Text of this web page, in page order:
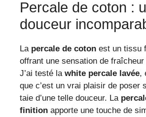
Percale de coton :
douceur
La percale de coton est un tissu
offrant une sensation de
J’ai testé la white percale lavée,
que c’est un vrai plaisir de poser
taie d’une telle douceur. La
finition apporte une touche de